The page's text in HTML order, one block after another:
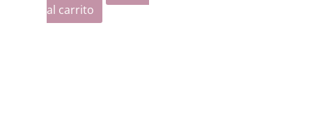
al carrito